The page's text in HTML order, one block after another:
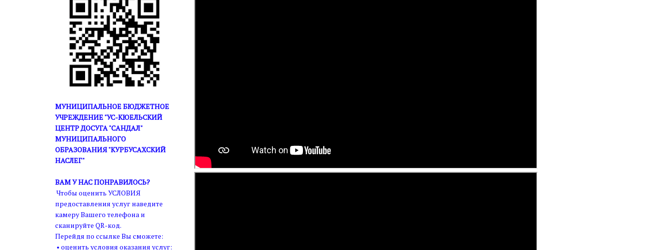
МУНИЦИПАЛЬНОЕ БЮДЖЕТНОЕ
УЧРЕЖДЕНИЕ "УС-КЮЕЛЬСКИЙ
ЦЕНТР ДОСУГА "САНДАЛ"
МУНИЦИПАЛЬНОГО
ОБРАЗОВАНИЯ "КУРБУСАХСКИЙ
НАСЛЕГ"
ВАМ У НАС ПОНРАВИЛОСЬ?
Чтобы оценить УСЛОВИЯ
предоставления услуг наведите
камеру Вашего телефона и
сканируйте QR-код.
Перейдя по ссылке Вы сможете:
• оценить условия оказания услуг: